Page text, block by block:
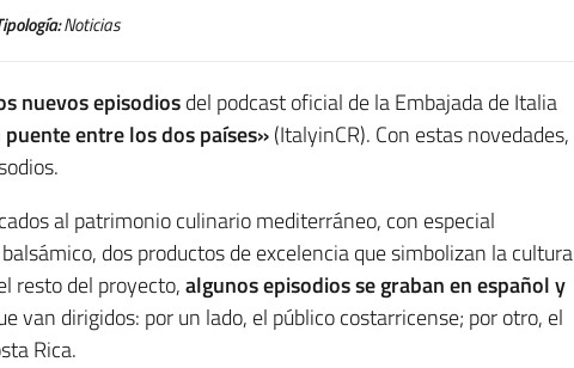
Noticias
nuevos episodiosdel podcast oficial de la Embajada de Italia
entre los dos países»(ItalyinCR). Con estas novedades,
al patrimonio culinario mediterráneo, con especial
dos productos de excelencia que simbolizan la cultura
resto del proyecto,algunos episodios se graban en español y
van dirigidos: por un lado, el público costarricense; por otro, el
Rica.